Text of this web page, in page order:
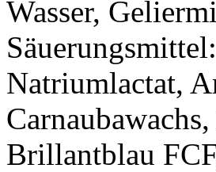
Wasser,
Natriumlactat,
Brillantblau